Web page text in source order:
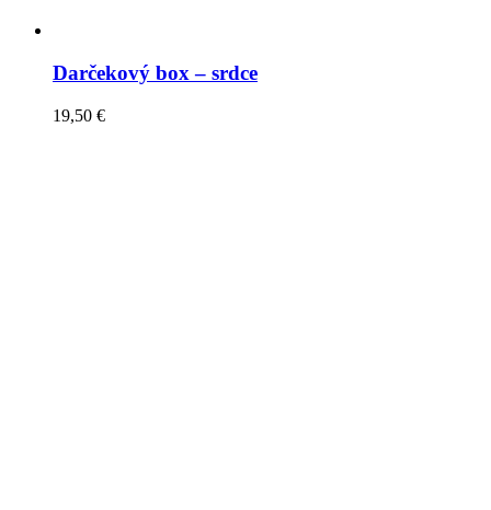
Darčekový box – srdce
19,50 €